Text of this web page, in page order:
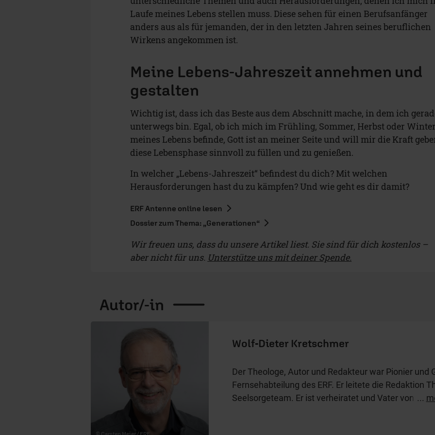
Laufe meines Lebens stellen muss. Diese sehen für einen Berufsanfänger
anders aus als für jemanden, der in den letzten Jahren seines beruflichen
Wirkens angekommen ist.
Meine Lebens-Jahreszeit annehmen und
gestalten
Wichtig ist, dass ich das Beste aus dem Abschnitt mache, in dem ich
unterwegs bin. Egal, ob ich mich im Frühling, Sommer, Herbst oder
meines Lebens befinde, Gott ist an meiner Seite und will mir die Kraft
diese Lebensphase sinnvoll zu füllen und zu genießen.
In welcher „Lebens-Jahreszeit“ befindest du dich? Mit welchen
Herausforderungen hast du zu kämpfen? Und wie geht es dir damit?
ERF Antenne online lesen
Dossier zum Thema: „Generationen“
Wir freuen uns, dass du unsere Artikel liest. Sie sind für dich kostenlos –
aber nicht für uns. Unterstütze uns mit deiner Spende.
Autor/-in
Wolf-Dieter Kretschmer
Der Theologe, Autor und Redakteur war Pionier und
Fernsehabteilung des ERF. Er leitete die Redaktion
Seelsorgeteam. Er ist verheiratet und Vater von vier
...